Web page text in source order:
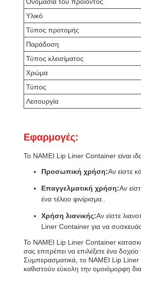
Υλικό
Τύπος προτομής
Παράδοση
Τύπος κλεισίματος
Χρώμα
Τύπος
Λειτουργία
Εφαρμογές:
Το NAMEI Lip Liner Container είναι
Προσωπική χρήση:Αν είστε
Επαγγελματική χρήση:Αν
ένα τέλειο φινίρισμα..
Χρήση λιανικής:Αν είστε
Liner Container για να
Το NAMEI Lip Liner Container
σας επιτρέπει να επιλέξετε ένα
Συμπερασματικά, το NAMEI Lip Liner
καθιστούν εύκολη την ομοιόμορφη